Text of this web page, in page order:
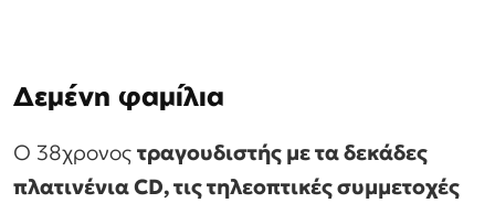
Δεμένη φαμίλια
Ο 38χρονος τραγουδιστής με τα δεκάδες
πλατινένια CD, τις τηλεοπτικές συμμετοχές